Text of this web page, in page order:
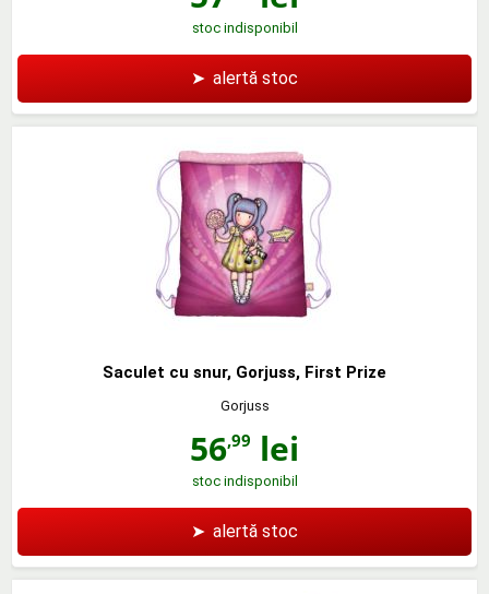
stoc indisponibil
➤ alertă stoc
Saculet cu snur, Gorjuss, First Prize
Gorjuss
56,99 lei
stoc indisponibil
➤ alertă stoc